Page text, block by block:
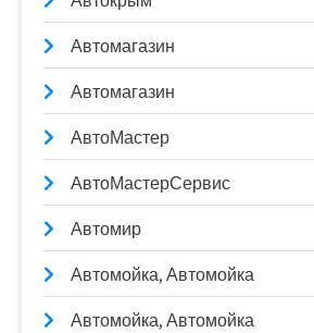
Автомагазин
Автомагазин
АвтоМастер
АвтоМастерСервис
Автомир
Автомойка, Автомойка
Автомойка, Автомойка